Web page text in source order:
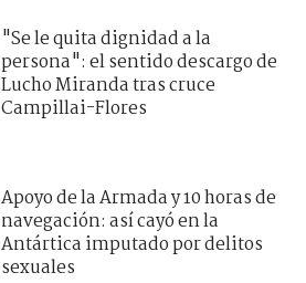
"Se le quita dignidad a la
persona": el sentido descargo de
Lucho Miranda tras cruce
Campillai-Flores
Apoyo de la Armada y 10 horas de
navegación: así cayó en la
Antártica imputado por delitos
sexuales